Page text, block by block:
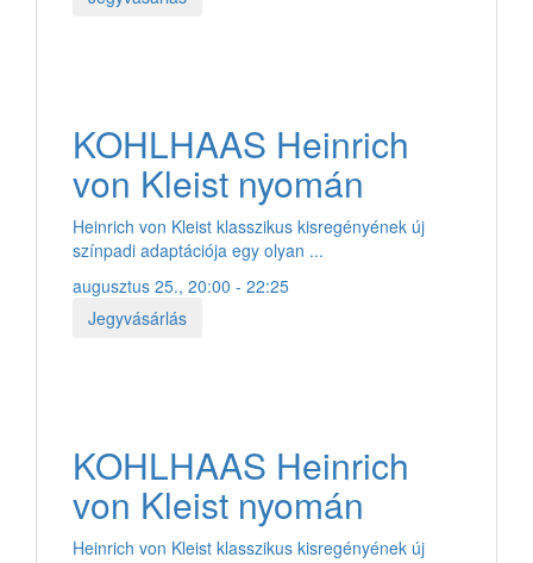
KOHLHAAS Heinrich
von Kleist nyomán
Heinrich von Kleist klasszikus kisregényének új
színpadi adaptációja egy olyan ...
augusztus 25., 20:00 - 22:25
Jegyvásárlás
KOHLHAAS Heinrich
von Kleist nyomán
Heinrich von Kleist klasszikus kisregényének új